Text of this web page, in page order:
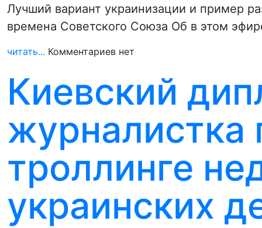
Лучший вариант украинизации и пример
времена Советского Союза Об в этом
читать... Комментариев нет
Киевский
журналистка
троллинге
украинских